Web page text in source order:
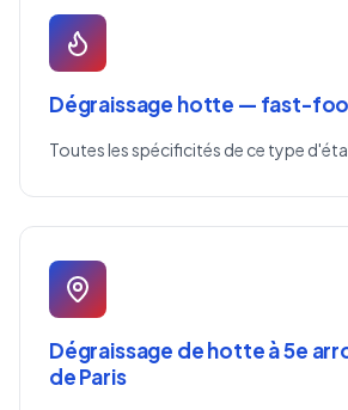
Dégraissage hotte — fast-
Toutes les spécificités de ce type
Dégraissage de hotte à 5e
de Paris